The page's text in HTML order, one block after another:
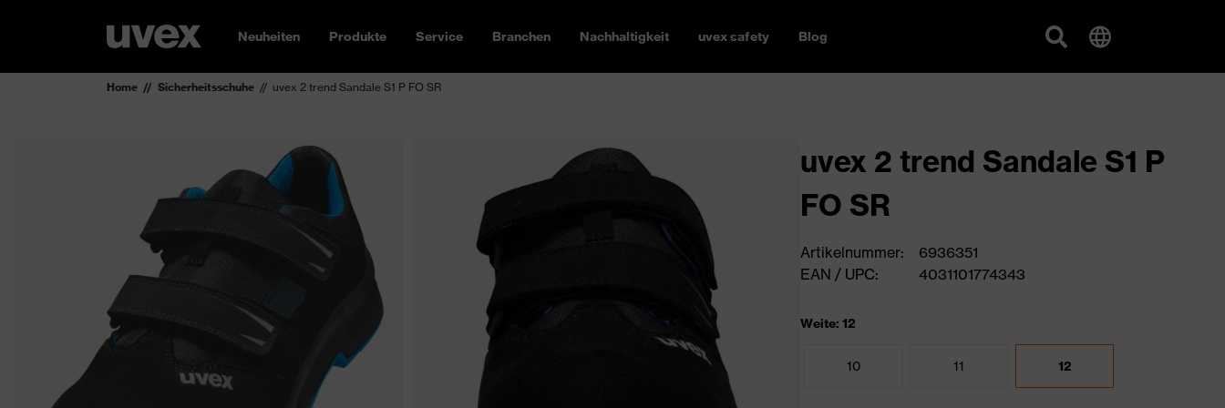
Neuheiten Produkte Service Branchen Nachhaltigkeit uvex safety Blog
Home Sicherheitsschuhe uvex 2 trend Sandale S1 P FO SR
uvex 2 trend Sandale S1 P
FO SR
Artikelnummer:
6936351
EAN / UPC:
4031101774343
Weite: 12
10 11 12